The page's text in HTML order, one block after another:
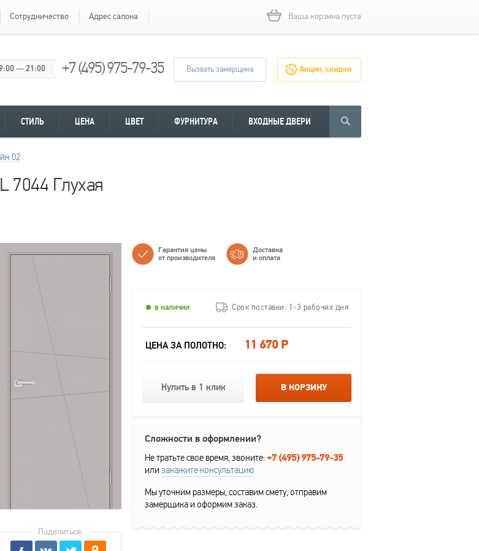
Сотрудничество Адрес салона Ваша корзина пуста
—21:00 +7 (495) 975-79-35 Вызвать замерщика Акции, скидки
СТИЛЬ ЦЕНА ЦВЕТ ФУРНИТУРА ВХОДНЫЕ ДВЕРИ
02
7044 Глухая
Поделиться:
Гарантия цены
от производителя
Доставка
и оплата
в наличии Срок поставки: 1-3 рабочих дня
ЦЕНА ЗА ПОЛОТНО: 11 670 Р
Купить в 1 клик В КОРЗИНУ
Сложности в оформлении?
Не тратьте свое время, звоните:+7 (495) 975-79-35
или закажите консультацию
Мы уточним размеры, составим смету, отправим
замерщика и оформим заказ.